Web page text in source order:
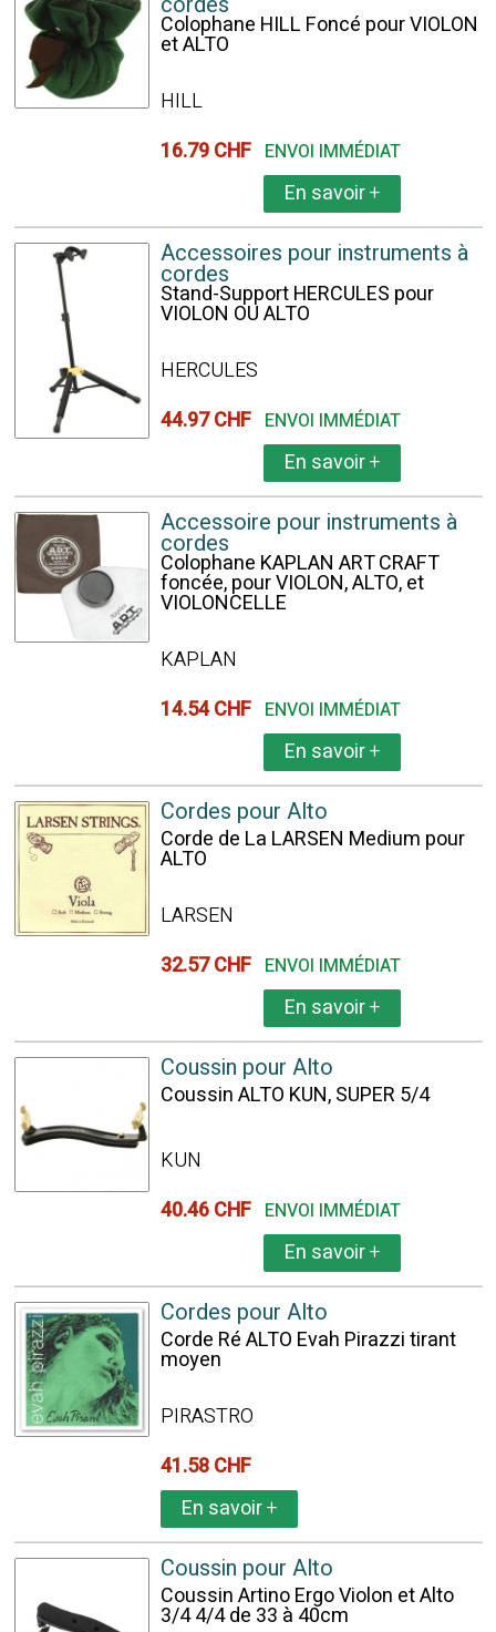
Colophane HILL Foncé pour VIOLON
et ALTO
HILL
16.79 CHF ENVOI IMMÉDIAT
En savoir+
Accessoires pour instruments à
cordes
Stand-Support HERCULES pour
VIOLON OU ALTO
HERCULES
44.97 CHF ENVOI IMMÉDIAT
En savoir+
Accessoire pour instruments à
cordes
Colophane KAPLAN ART CRAFT
foncée, pour VIOLON, ALTO, et
VIOLONCELLE
KAPLAN
14.54 CHF ENVOI IMMÉDIAT
En savoir+
Cordes pour Alto
Corde de La LARSEN Medium pour
ALTO
LARSEN
32.57 CHF ENVOI IMMÉDIAT
En savoir+
Coussin pour Alto
Coussin ALTO KUN, SUPER 5/4
KUN
40.46 CHF ENVOI IMMÉDIAT
En savoir+
Cordes pour Alto
Corde Ré ALTO Evah Pirazzi tirant
moyen
PIRASTRO
41.58 CHF
En savoir+
Coussin pour Alto
Coussin Artino Ergo Violon et Alto
3/4 4/4 de 33 à 40cm